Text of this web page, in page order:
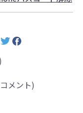
メント)